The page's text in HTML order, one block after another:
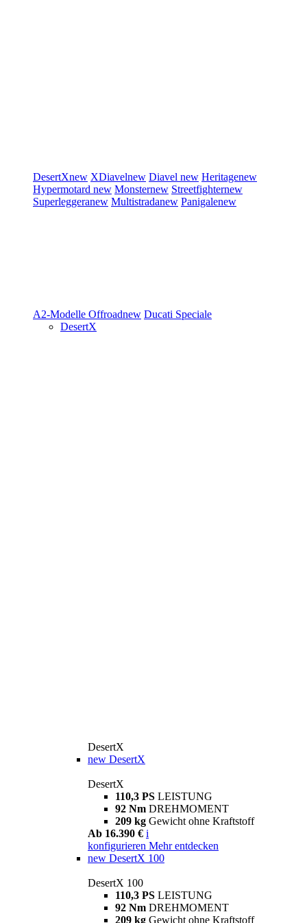
DesertXnew XDiavelnew Diavel new Heritagenew
Hypermotard new Monsternew Streetfighternew
Superleggeranew Multistradanew Panigalenew
A2-Modelle Offroadnew Ducati Speciale
DesertX
DesertX
new DesertX
DesertX
110,3 PS LEISTUNG
92 Nm DREHMOMENT
209 kg Gewicht ohne Kraftstoff
Ab 16.390 € i
konfigurieren Mehr entdecken
new DesertX 100
DesertX 100
110,3 PS LEISTUNG
92 Nm DREHMOMENT
209 kg Gewicht ohne Kraftstoff